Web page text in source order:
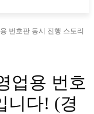
번호판 동시 진행 스토리
업용 번호
니다! (경